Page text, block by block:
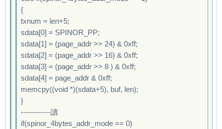
dram para[29] = 0
dram para[30] = 0
dram para[31] = 0
update dram para success
total write bytes = 16592896
start = 0x0, cnt=0x7e98
nor_page_cnt=64816
nor_page_cnt=511
nor_page_cnt=1023
nor_page_cnt=1535
nor_page_cnt=2047
nor_page_cnt=2559
read boot or recovery all
[      1.696]sunxi flash read :offset 4000,
[      1.709]ready to boot
force sunxi spinor exit
[      1.711]
Starting kernel ...
{
txnum = len+5;
sdata[0] = SPINOR_PP;
sdata[1] = (page_addr >> 24) & 0xff;
sdata[2] = (page_addr >> 16) & 0xff;
sdata[3] = (page_addr >> 8 ) & 0xff;
sdata[4] = page_addr & 0xff;
memcpy((void *)(sdata+5), buf, len);
}
------------讀
if(spinor_4bytes_addr_mode == 0)